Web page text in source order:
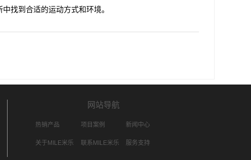
找到合适的运动方式和环境。
网站导航
热销产品 项目案例 新闻中心
关于MILE米乐 联系MILE米乐 服务支持